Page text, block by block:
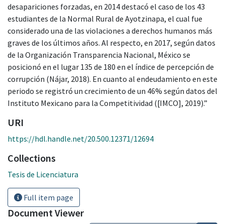
desapariciones forzadas, en 2014 destacó el caso de los 43
estudiantes de la Normal Rural de Ayotzinapa, el cual fue
considerado una de las violaciones a derechos humanos más
graves de los últimos años. Al respecto, en 2017, según datos
de la Organización Transparencia Nacional, México se
posicionó en el lugar 135 de 180 en el índice de percepción de
corrupción (Nájar, 2018). En cuanto al endeudamiento en este
periodo se registró un crecimiento de un 46% según datos del
Instituto Mexicano para la Competitividad ([IMCO], 2019).”
URI
https://hdl.handle.net/20.500.12371/12694
Collections
Tesis de Licenciatura
Full item page
Document Viewer